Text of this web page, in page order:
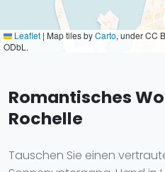
Leaflet | Map tiles byCarto, under CC
ODbL.
Romantisches
Rochelle
Tauschen Sie einen